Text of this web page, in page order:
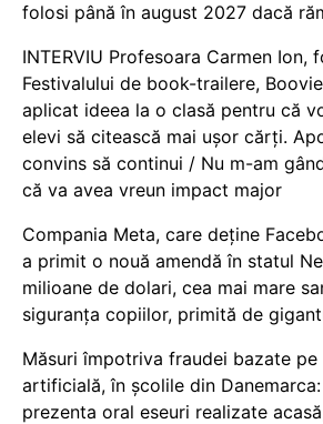
folosi până în august 2027 dacă
INTERVIU Profesoara Carmen Ion,
Festivalului de book-trailere,
aplicat ideea la o clasă pentru că
elevi să citească mai ușor cărți.
convins să continui / Nu m-am
că va avea vreun impact major
Compania Meta, care deține
a primit o nouă amendă în statul
milioane de dolari, cea mai mare
siguranța copiilor, primită de
Măsuri împotriva fraudei bazate pe
artificială, în școlile din
prezenta oral eseuri realizate